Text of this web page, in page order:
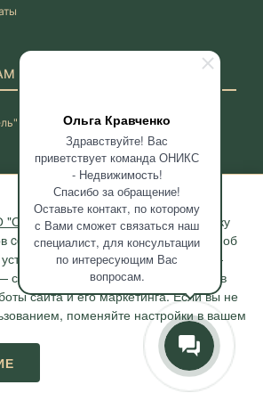
Ольга Кравченко
Здравствуйте! Вас
приветствует команда ОНИКС
- Недвижимость!
Спасибо за обращение!
Оставьте контакт, по которому
с Вами сможет связаться наш
специалист, для консультации
по интересующим Вас
вопросам.
"ОНИКС-Недвижимость"на обработку
cookie, сведений о моих действиях, об
даты и время сессии, IP-
с помощью метрических программ в
сайта и его маркетинга. Если вы не
поменяйте настройки в вашем
в Сочи, квартиры в Сочи
3/4 (4 этаж), тел. +7 (862) 296-06-07